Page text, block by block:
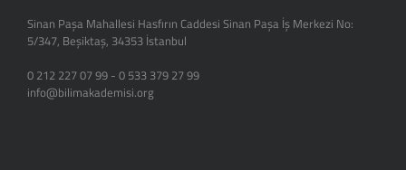
Sinan Paşa Mahallesi Hasfırın Caddesi Sinan Paşa İş Merkezi No:
5/347, Beşiktaş, 34353 İstanbul
0 212 227 07 99 - 0 533 379 27 99
info@bilimakademisi.org